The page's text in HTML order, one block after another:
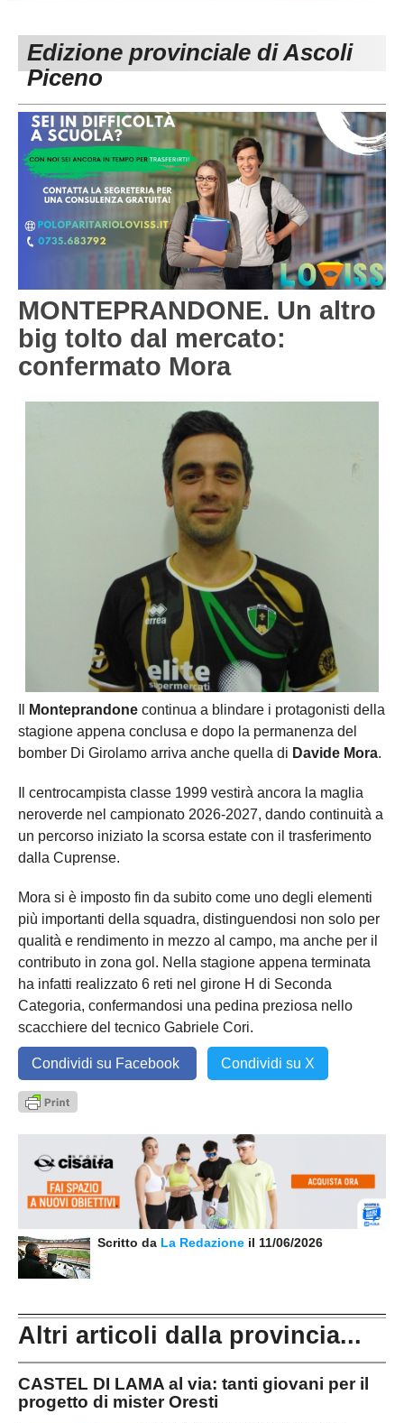
Carica la tua Rosa
1^ CATEGORIA
3^ CATEGORIA
GIOVANILI
Edizione provinciale di Ascoli
Piceno
MONTEPRANDONE. Un altro
big tolto dal mercato:
confermato Mora
Monteprandone continua a blindare i protagonisti della
stagione appena conclusa e dopo la permanenza del
bomber Di Girolamo arriva anche quella di Davide Mora.
Il centrocampista classe 1999 vestirà ancora la maglia
neroverde nel campionato 2026-2027, dando continuità a
un percorso iniziato la scorsa estate con il trasferimento
dalla Cuprense.
Mora si è imposto fin da subito come uno degli elementi
più importanti della squadra, distinguendosi non solo per
qualità e rendimento in mezzo al campo, ma anche per il
contributo in zona gol. Nella stagione appena terminata
ha infatti realizzato 6 reti nel girone H di Seconda
Categoria, confermandosi una pedina preziosa nello
scacchiere del tecnico Gabriele Cori.
Condividi su Facebook Condividi su X
Scritto da La Redazione il 11/06/2026
Altri articoli dalla provincia...
CASTEL DI LAMA al via: tanti giovani per il
progetto di mister Oresti